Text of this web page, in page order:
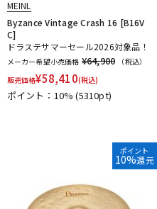
MEINL
Byzance Vintage Crash 16 [B16V
C]
ドラステサマーセール2026対象品！
メーカー希望小売価格 ¥64,900
（税込）
販売価格¥58,410(税込)
ポイント：10%(5310pt)
ポイント
10%還元